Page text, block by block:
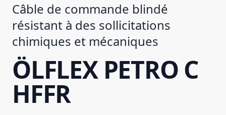
Câble de commande blindé
résistant à des sollicitations
chimiques et mécaniques
ÖLFLEX PETRO C
HFFR